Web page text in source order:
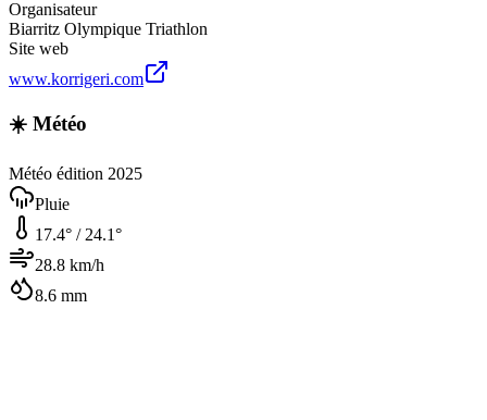
Organisateur
Biarritz Olympique Triathlon
Site web
www.korrigeri.com
☀️ Météo
Météo édition 2025
Pluie
17.4° / 24.1°
28.8 km/h
8.6 mm